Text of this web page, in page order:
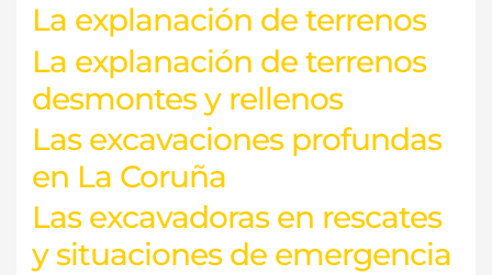
La explanación de terrenos
La explanación de terrenos
desmontes y rellenos
Las excavaciones profundas
en La Coruña
Las excavadoras en rescates
y situaciones de emergencia